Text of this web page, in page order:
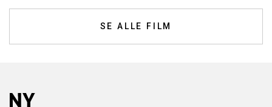
SE ALLE FILM